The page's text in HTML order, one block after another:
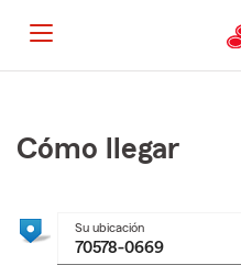
principal
Cómo llegar
Su ubicación